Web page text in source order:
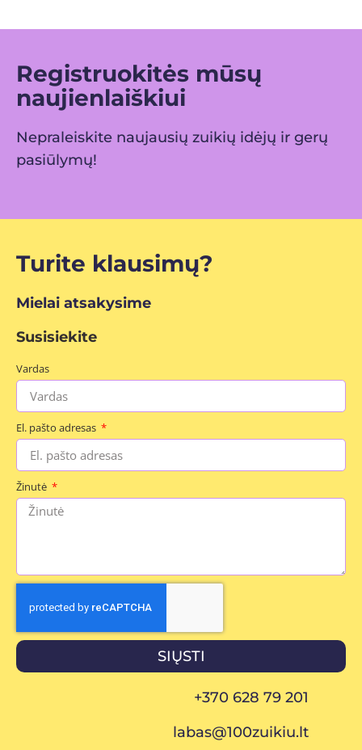
Registruokitės mūsų
naujienlaiškiui
Nepraleiskite naujausių zuikių idėjų ir gerų
pasiūlymų!
Turite klausimų?
Mielai atsakysime
Susisiekite
Vardas
El. pašto adresas
Žinutė
SIŲSTI
+370 628 79 201
labas@100zuikiu.lt